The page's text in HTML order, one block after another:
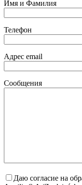
Имя и Фамилия
Телефон
Адрес email
Сообщения
Даю согласие на